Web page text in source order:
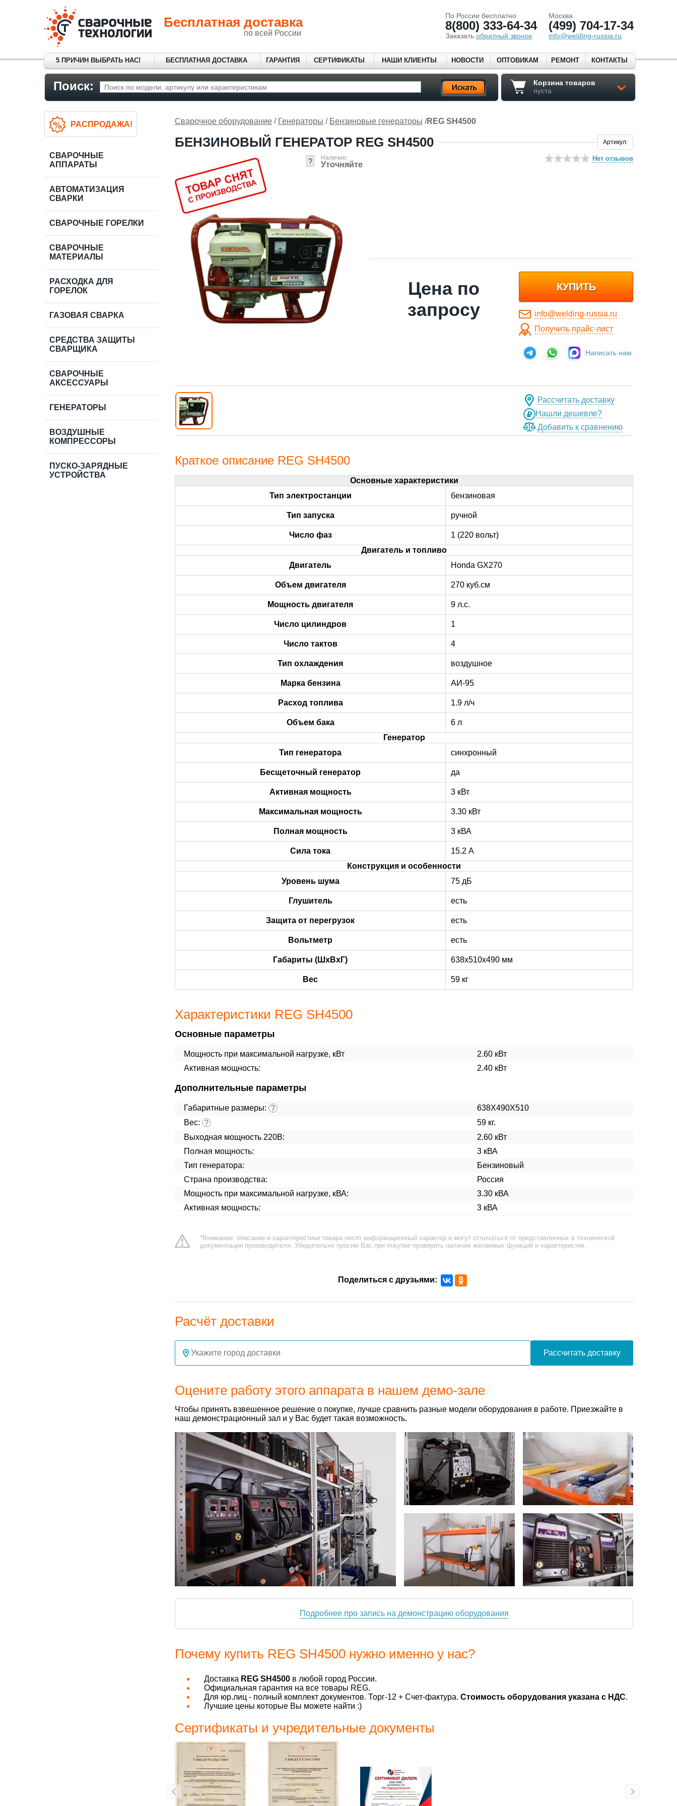
Бесплатная доставка
по всей России
По России бесплатно
8(800) 333-64-34
Заказать обратный звонок
Москва
(499) 704-17-34
info@welding-russia.ru
5 ПРИЧИН ВЫБРАТЬ НАС! БЕСПЛАТНАЯ ДОСТАВКА ГАРАНТИЯ СЕРТИФИКАТЫ НАШИ КЛИЕНТЫ НОВОСТИ ОПТОВИКАМ РЕМОНТ КОНТАКТЫ
Поиск:
Корзина товаров
пуста
Сварочное оборудование / Генераторы / Бензиновые генераторы /REG SH4500
БЕНЗИНОВЫЙ ГЕНЕРАТОР REG SH4500
Нет отзывов
Артикул:
Наличие:
Уточняйте
Цена по
запросу
КУПИТЬ
info@welding-russia.ru
Получить прайс-лист
Написать нам
Рассчитать доставку
Нашли дешевле?
Добавить к сравнению
Краткое описание REG SH4500
Основные характеристики
Тип электростанции
бензиновая
Тип запуска ручной
Число фаз
1 (220 вольт)
Двигатель и топливо
Двигатель
Honda GX270
Объем двигателя 270 куб.см
Мощность двигателя 9 л.с.
Число цилиндров 1
Число тактов 4
Тип охлаждения воздушное
Марка бензина АИ-95
Расход топлива 1.9 л/ч
Объем бака
6 л
Генератор
Тип генератора
синхронный
Бесщеточный генератор да
Активная мощность 3 кВт
Максимальная мощность 3.30 кВт
Полная мощность 3 кВА
Сила тока
15.2 А
Конструкция и особенности
Уровень шума
75 дБ
Глушитель есть
Защита от перегрузок есть
Вольтметр есть
Габариты (ШхВхГ) 638x510x490 мм
Вес 59 кг
Характеристики REG SH4500
Основные параметры
Мощность при максимальной нагрузке, кВт
2.60 кВт
Активная мощность:
2.40 кВт
Дополнительные параметры
Габаритные размеры: ?
638X490X510
Вес: ?
59 кг.
Выходная мощность 220В:
2.60 кВт
Полная мощность:
3 кВА
Тип генератора:
Бензиновый
Страна производства:
Россия
Мощность при максимальной нагрузке, кВА:
3.30 кВА
Активная мощность:
3 кВА
*Внимание: описание и характеристики товара носят информационный характер и могут отличаться от представленных в технической
документации производителя. Убедительно просим Вас при покупке проверять наличие желаемых функций и характеристик.
Поделиться с друзьями:
Расчёт доставки
Рассчитать доставку
Оцените работу этого аппарата в нашем демо-зале
Чтобы принять взвешенное решение о покупке, лучше сравнить разные модели оборудования в работе. Приезжайте в
наш демонстрационный зал и у Вас будет такая возможность.
Подробнее про запись на демонстрацию оборудования
Почему купить REG SH4500 нужно именно у нас?
Доставка REG SH4500 в любой город России.
Официальная гарантия на все товары REG.
Для юр.лиц - полный комплект документов. Торг-12 + Счет-фактура. Стоимость оборудования указана с НДС.
Лучшие цены которые Вы можете найти :)
Сертификаты и учредительные документы
РАСПРОДАЖА!
СВАРОЧНЫЕ
АППАРАТЫ
АВТОМАТИЗАЦИЯ
СВАРКИ
СВАРОЧНЫЕ ГОРЕЛКИ
СВАРОЧНЫЕ
МАТЕРИАЛЫ
РАСХОДКА ДЛЯ
ГОРЕЛОК
ГАЗОВАЯ СВАРКА
СРЕДСТВА ЗАЩИТЫ
СВАРЩИКА
СВАРОЧНЫЕ
АКСЕССУАРЫ
ГЕНЕРАТОРЫ
ВОЗДУШНЫЕ
КОМПРЕССОРЫ
ПУСКО-ЗАРЯДНЫЕ
УСТРОЙСТВА